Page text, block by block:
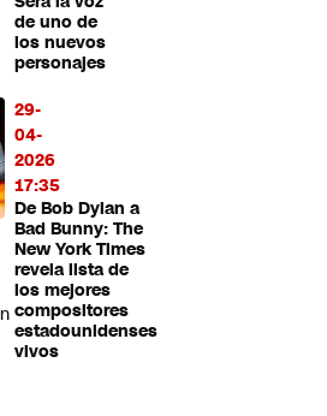
de uno de
los nuevos
personajes
29-
04-
2026
17:35
De Bob Dylan a
Bad Bunny: The
New York Times
revela lista de
los mejores
compositores
estadounidenses
vivos